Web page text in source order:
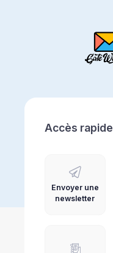
Accès rapide
Envoyer une
newsletter